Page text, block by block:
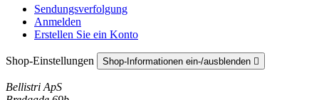
Sendungsverfolgung
Anmelden
Erstellen Sie ein Konto
Shop-Einstellungen Shop-Informationen ein-/ausblenden 
Bellistri ApS